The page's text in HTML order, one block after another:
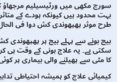
مکھی میں ورٹیسیلیم مرجھاؤ کے لیے
محدود ہیں کیونکہ پودے کے متاثر ہونے
موثر پھپھوندی کش دوا فی الحال
بونے سے پہلے بیج پر پھپھوندی کش
ہے۔ یہ علاج بونی کے وقت ہی کریں
سے پھیلنے والی بیماری پر کوئی اثر
علاج کو ہمیشہ احتیاطی تدابیر کے